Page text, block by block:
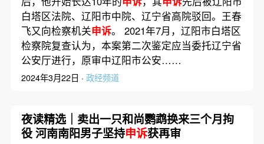
白塔区法院、辽阳市中院、辽宁省高院驳回。王春
飞又向检察机关申诉。 2021年7月，辽阳市白塔区
检察院复查认为，本案第二次鉴定应当委托辽宁省
公安厅进行，原审中辽阳市公安……
2024年3月22日 · 政经频道
夜读精选｜卖出一只和尚鹦鹉换来三个月拘
役 河南南阳男子坚持申诉获再审